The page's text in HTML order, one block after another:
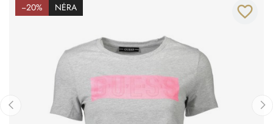
−20% NĖRA favorite_border